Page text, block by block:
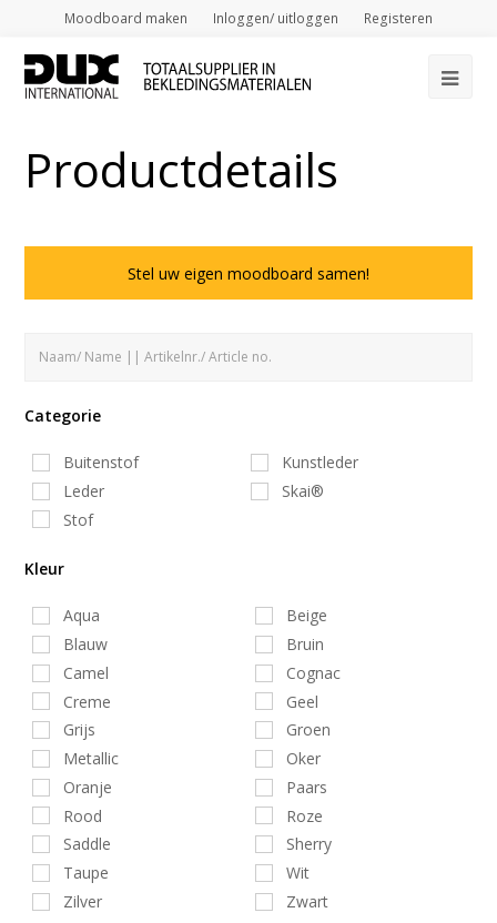
Moodboard maken Inloggen/ uitloggen Registeren
Productdetails
Stel uw eigen moodboard samen!
Categorie
Buitenstof
Kunstleder
Leder
Skai®
Stof
Kleur
Aqua
Beige
Blauw
Bruin
Camel
Cognac
Creme
Geel
Grijs
Groen
Metallic
Oker
Oranje
Paars
Rood
Roze
Saddle
Sherry
Taupe
Wit
Zilver
Zwart